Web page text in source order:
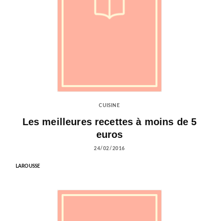
CUISINE
Les meilleures recettes à moins de 5
euros
24/02/2016
LAROUSSE